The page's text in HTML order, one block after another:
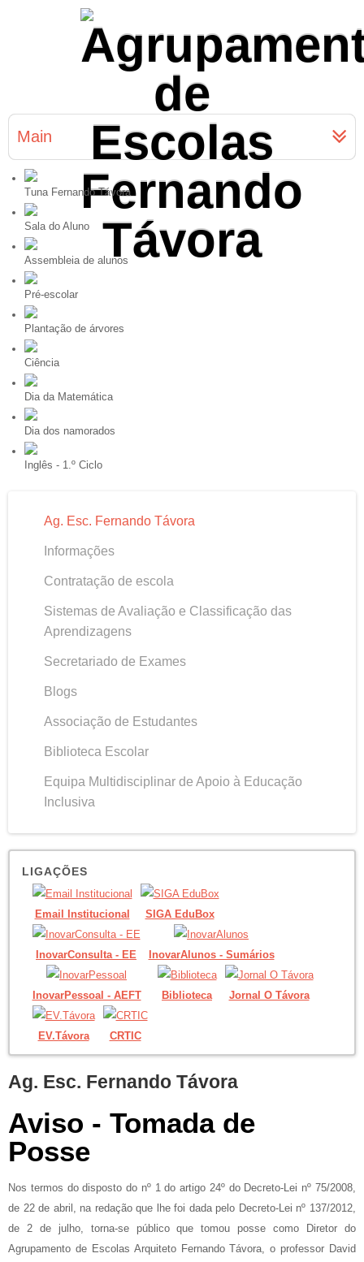
Main
Tuna Fernando Távora
Sala do Aluno
Assembleia de alunos
Pré-escolar
Plantação de árvores
Ciência
Dia da Matemática
Dia dos namorados
Inglês - 1.º Ciclo
Ag. Esc. Fernando Távora
Informações
Contratação de escola
Sistemas de Avaliação e Classificação das
Aprendizagens
Secretariado de Exames
Blogs
Associação de Estudantes
Biblioteca Escolar
Equipa Multidisciplinar de Apoio à Educação
Inclusiva
LIGAÇÕES
Email Institucional SIGA EduBox
InovarConsulta - EE InovarAlunos - Sumários
InovarPessoal - AEFT Biblioteca Jornal O Távora
EV.Távora CRTIC
Ag. Esc. Fernando Távora
Aviso - Tomada de
Posse
Nos termos do disposto do nº 1 do artigo 24º do Decreto-Lei nº 75/2008,
de 22 de abril, na redação que lhe foi dada pelo Decreto-Lei nº 137/2012,
de 2 de julho, torna-se público que tomou posse como Diretor do
Agrupamento de Escolas Arquiteto Fernando Távora, o professor David